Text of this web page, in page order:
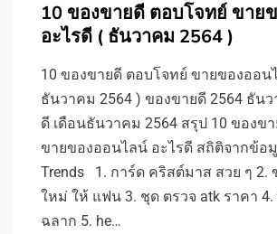
10 ของขายดี ตอบโจทย์ ขาย
อะไรดี ( ธันวาคม 2564 )
10 ของขายดี ตอบโจทย์ ขายของออน
ธันวาคม 2564 ) ของขายดี 2564 ธัน
ดี เดือนธันวาคม 2564 สรุป 10 ของข
ขายของออนไลน์ อะไรดี สถิติจากข้อ
Trends 1. การ์ด คริสต์มาส สวย ๆ 2.
ใหม่ ให้ แฟน 3. ชุด ตรวจ atk ราคา
ฉลาก 5. he…